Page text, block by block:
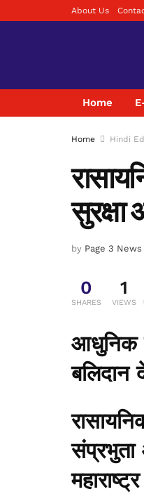
About Us
Home
Home Hindi
सुरक्षा
by Page 3
0
SHARES
1
VIEWS
आधुनिक
बलिदान
संप्रभुता
महाराष्ट्र